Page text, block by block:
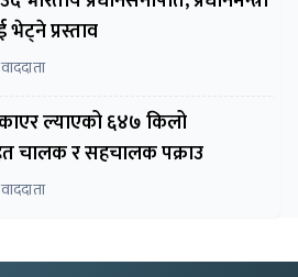
प्रस्ताव
ल्याएको ६४७ किलो
चालक र सहचालक पक्राउ